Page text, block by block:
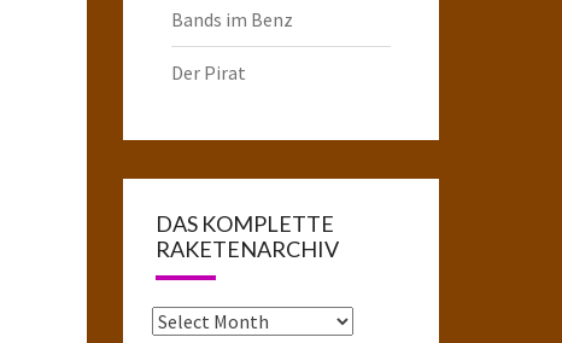
Bands im Benz
Der Pirat
DAS KOMPLETTE
RAKETENARCHIV
Das